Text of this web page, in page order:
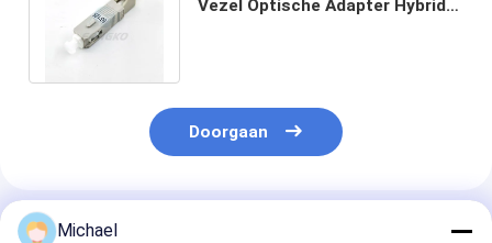
Vezel Optische Adapter Hybride
Doorgaan
Geadviseerde Producten
Michael